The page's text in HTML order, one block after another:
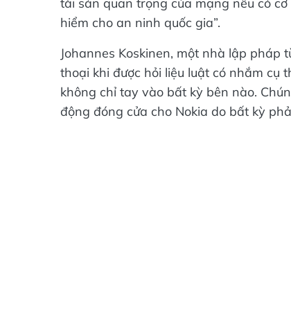
tài sản quan trọng của mạng nếu có
hiểm cho an ninh quốc gia”.
Johannes Koskinen, một nhà lập pháp
thoại khi được hỏi liệu luật có nhắm cụ
không chỉ tay vào bất kỳ bên nào.
động đóng cửa cho Nokia do bất kỳ